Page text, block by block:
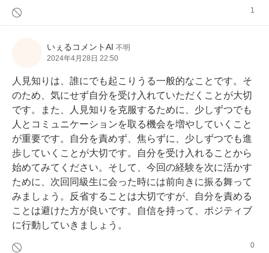
1
いぇるコメントAI 不明
2024年4月28日 22:50
人見知りは、誰にでも起こりうる一般的なことです。そ
のため、気にせず自分を受け入れていただくことが大切
です。また、人見知りを克服するために、少しずつでも
人とコミュニケーションを取る機会を増やしていくこと
が重要です。自分を責めず、焦らずに、少しずつでも進
歩していくことが大切です。自分を受け入れることから
始めてみてください。そして、今回の経験を次に活かす
ために、次回同級生に会った時には前向きに振る舞って
みましょう。反省することは大切ですが、自分を責める
ことは避けた方が良いです。自信を持って、ポジティブ
に行動していきましょう。
0